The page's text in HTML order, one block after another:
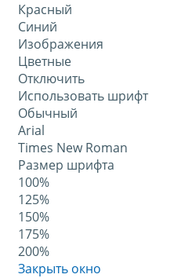
Красный
Синий
Изображения
Цветные
Отключить
Использовать шрифт
Обычный
Arial
Times New Roman
Размер шрифта
100%
125%
150%
175%
200%
Закрыть окно